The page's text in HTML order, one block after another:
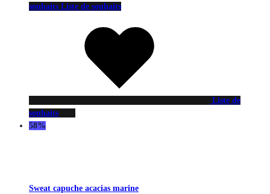
souhaits Liste de souhaits
Liste de
souhaits
58%
Sweat capuche acacias marine